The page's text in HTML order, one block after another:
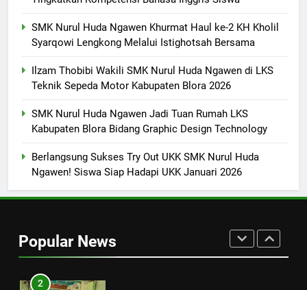
SMK Nurul Huda Ngawen Khurmat Haul ke-2 KH Kholil
Syarqowi Lengkong Melalui Istighotsah Bersama
Ilzam Thobibi Wakili SMK Nurul Huda Ngawen di LKS
Teknik Sepeda Motor Kabupaten Blora 2026
SMK Nurul Huda Ngawen Jadi Tuan Rumah LKS
Kabupaten Blora Bidang Graphic Design Technology
Berlangsung Sukses Try Out UKK SMK Nurul Huda
Ngawen! Siswa Siap Hadapi UKK Januari 2026
Popular News
SMK Nurul Huda Ngawen Awali
Semester Genap dengan
SMK PUSAT KEUNGGULAN
Sukses! EKKS SMK Nurul Huda
Ngawen Digelar dengan
Semangat Meningkatkan Mutu
Pendidikan
SMK PUSAT KEUNGGULAN
1
Tes TOEIC untuk Tingkatkan
Kompetensi Bahasa Inggris
Siswa
2